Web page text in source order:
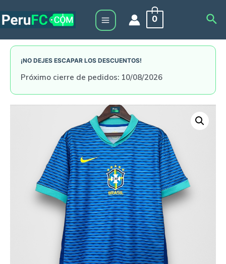
to
Main
Menu
0
¡NO DEJES ESCAPAR LOS DESCUENTOS!
Próximo cierre de pedidos: 10/08/2026